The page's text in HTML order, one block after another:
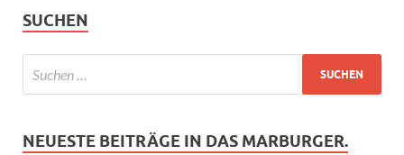
SUCHEN
NEUESTE BEITRÄGE IN DAS MARBURGER.